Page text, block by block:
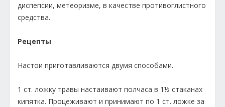
диспепсии, метеоризме, в качестве противоглистного
средства.
Рецепты
Настои приготавливаются двумя способами.
1 ст. ложку травы настаивают полчаса в 1½ стаканах
кипятка. Процеживают и принимают по 1 ст. ложке за